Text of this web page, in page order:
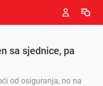
sa sjednice, pa
od osiguranja, no na